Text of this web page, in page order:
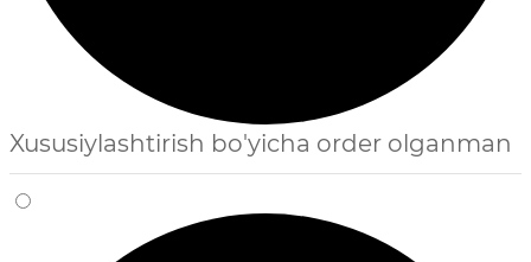
Xususiylashtirish bo'yicha order olganman